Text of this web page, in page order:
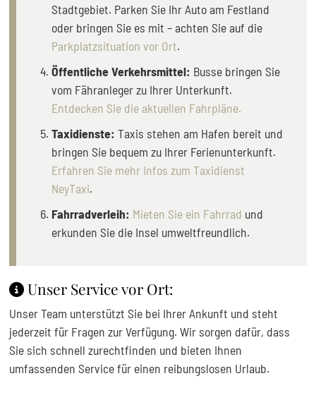
Stadtgebiet. Parken Sie Ihr Auto am Festland
oder bringen Sie es mit – achten Sie auf die
Parkplatzsituation vor Ort.
Öffentliche Verkehrsmittel: Busse bringen Sie
vom Fähranleger zu Ihrer Unterkunft.
Entdecken Sie die aktuellen Fahrpläne.
Taxidienste: Taxis stehen am Hafen bereit und
bringen Sie bequem zu Ihrer Ferienunterkunft.
Erfahren Sie mehr Infos zum Taxidienst
NeyTaxi.
Fahrradverleih: Mieten Sie ein Fahrrad und
erkunden Sie die Insel umweltfreundlich.
Unser Service vor Ort:
Unser Team unterstützt Sie bei Ihrer Ankunft und steht
jederzeit für Fragen zur Verfügung. Wir sorgen dafür, dass
Sie sich schnell zurechtfinden und bieten Ihnen
umfassenden Service für einen reibungslosen Urlaub.